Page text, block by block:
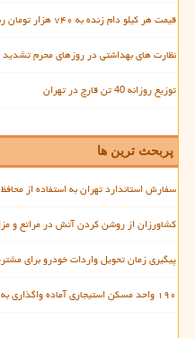
قیمت هر کیلو دام زنده به ۷۴۰ هزار تومان رسید
نظارت های بهداشتی در روزهای محرم
توزیع روزانه 40 تن قارچ در تهران
پربحث ترین ها
سفارش استاندارد تهران به استفاده از
کشاورزان از روشن کردن آتش در مراتع و
پیگیری زمان تحویل واردات خودرو برای
۱۹۰ واحد مسکن استیجاری آماده واگذاری به زوج های جوان است